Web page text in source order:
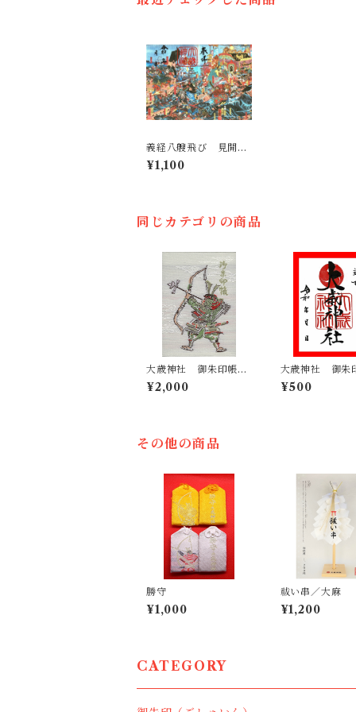
義経八艘飛び 見開き
御朱印 R7 8/16~
¥1,100
同じカテゴリの商品
大歳神社 御朱印帳
（御朱印入り／特別義
経印あり）
¥2,000
大歳神社 御朱
¥500
その他の商品
勝守
¥1,000
祓い串／大麻
¥1,200
CATEGORY